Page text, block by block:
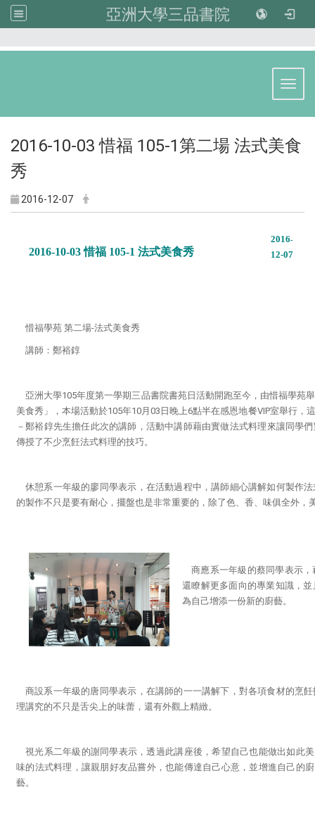
亞洲大學三品書院
2016-10-03 惜福 105-1第二場 法式美食
秀
2016-12-07
2016-10-03 惜福 105-1 法式美食秀
2016-
12-07
惜福學苑 第二場-法式美食秀
講師 ： 鄭裕錞
亞洲大學105年度第一學期三品書院書苑日活動開跑至今，由惜福學苑
美食秀」，本場活動於105年10月03日晚上6點半在感恩地餐VIP室舉行，
－鄭裕錞先生擔任此次的講師，活動中講師藉由實做法式料理來讓同學
傳授了不少烹飪法式料理的技巧。
休憩系一年級的廖同學表示，在活動過程中，講師細心講解如何製作
的製作不只是要有耐心，擺盤也是非常重要的，除了色、香、味俱全外，
商應系一年級的蔡同學表示
還瞭解更多面向的專業知識，
為自己增添一份新的廚藝。
商設系一年級的唐同學表示，在講師的一一講解下，對各項食材的烹
理講究的不只是舌尖上的味蕾，還有外觀上精緻。
視光系二年級的謝同學表示，透過此講座後，希望自己也能做出如此美
味的法式料理，讓親朋好友品嘗外，也能傳達自己心意，並增進自己的廚
藝。